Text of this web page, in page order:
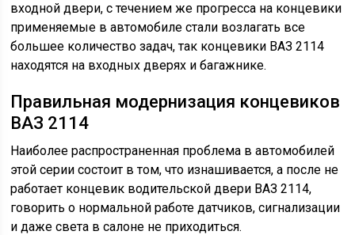
входной двери, с течением же прогресса на концевики
применяемые в автомобиле стали возлагать все
большее количество задач, так концевики ВАЗ 2114
находятся на входных дверях и багажнике.
Правильная модернизация концевиков
ВАЗ 2114
Наиболее распространенная проблема в автомобилей
этой серии состоит в том, что изнашивается, а после не
работает концевик водительской двери ВАЗ 2114,
говорить о нормальной работе датчиков, сигнализации
и даже света в салоне не приходиться.